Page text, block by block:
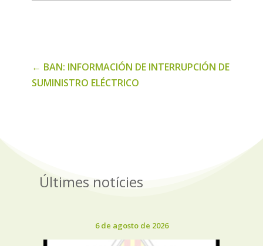
← BAN: INFORMACIÓN DE INTERRUPCIÓN DE
SUMINISTRO ELÉCTRICO
Últimes notícies
6 de agosto de 2026